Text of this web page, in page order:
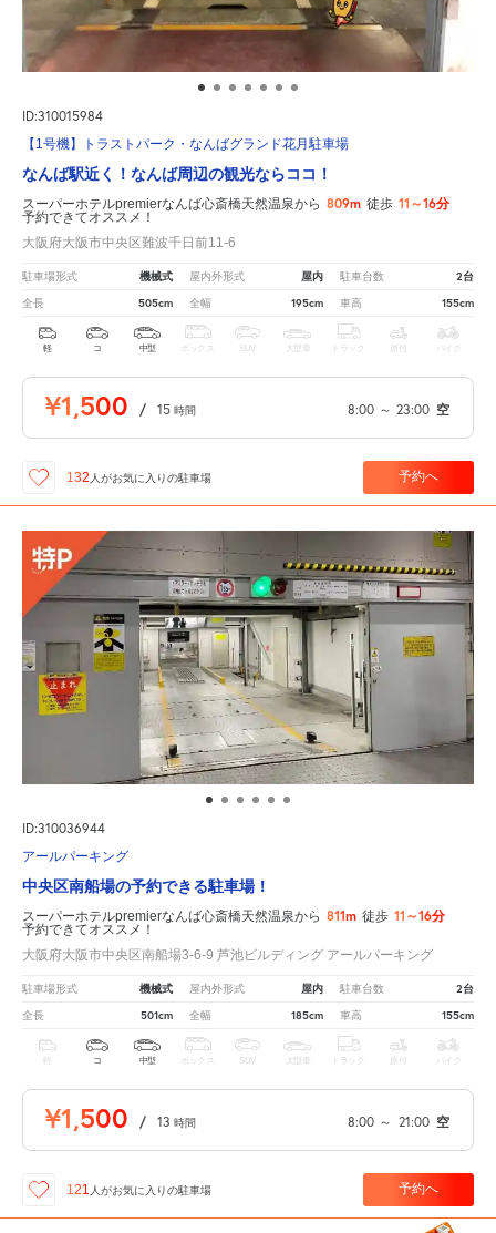
ID:310015984
【1号機】トラストパーク・なんばグランド花月駐車場
なんば駅近く！なんば周辺の観光ならココ！
スーパーホテルpremierなんば心斎橋天然温泉から 809m 徒歩 11～16分
予約できてオススメ！
大阪府大阪市中央区難波千日前11-6
駐車場形式 機械式 屋内外形式 屋内 駐車台数 2台
全長 505cm 全幅 195cm 車高 155cm
軽 コ 中型 ボックス SUV 大型車 トラック 原付 バイク
¥1,500 / 15 時間 8:00 ～ 23:00 空
132 人がお気に入りの駐車場 予約へ
ID:310036944
アールパーキング
中央区南船場の予約できる駐車場！
スーパーホテルpremierなんば心斎橋天然温泉から 811m 徒歩 11～16分
予約できてオススメ！
大阪府大阪市中央区南船場3-6-9 芦池ビルディング アールパーキング
駐車場形式 機械式 屋内外形式 屋内 駐車台数 2台
全長 501cm 全幅 185cm 車高 155cm
軽 コ 中型 ボックス SUV 大型車 トラック 原付 バイク
¥1,500 / 13 時間 8:00 ～ 21:00 空
121 人がお気に入りの駐車場 予約へ